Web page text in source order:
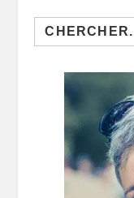
Search
for: